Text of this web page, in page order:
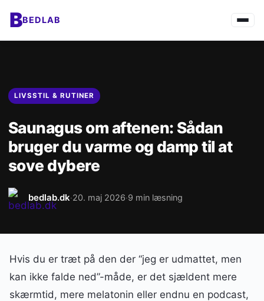
BBEDLAB
LIVSSTIL & RUTINER
Saunagus om aftenen: Sådan
bruger du varme og damp til at
sove dybere
bedlab.dk·20. maj 2026·9 min læsning
Hvis du er træt på den der “jeg er udmattet, men
kan ikke falde ned”-måde, er det sjældent mere
skærmtid, mere melatonin eller endnu en podcast,